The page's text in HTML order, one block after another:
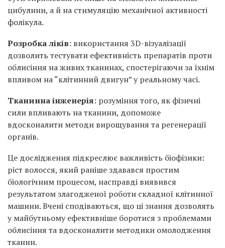
цибулини, а й на стимуляцію механічної активності
фолікула.
Розробка ліків: використання 3D-візуалізації
дозволить тестувати ефективність препаратів проти
облисіння на живих тканинах, спостерігаючи за їхнім
впливом на “клітинний двигун” у реальному часі.
Тканинна інженерія: розуміння того, як фізичні
сили впливають на тканини, допоможе
вдосконалити методи вирощування та регенерації
органів.
Це дослідження підкреслює важливість біофізики:
ріст волосся, який раніше здавався простим
біологічним процесом, насправді виявився
результатом злагодженої роботи складної клітинної
машини. Вчені сподіваються, що ці знання дозволять
у майбутньому ефективніше боротися з проблемами
облисіння та вдосконалити методики омолодження
тканин.